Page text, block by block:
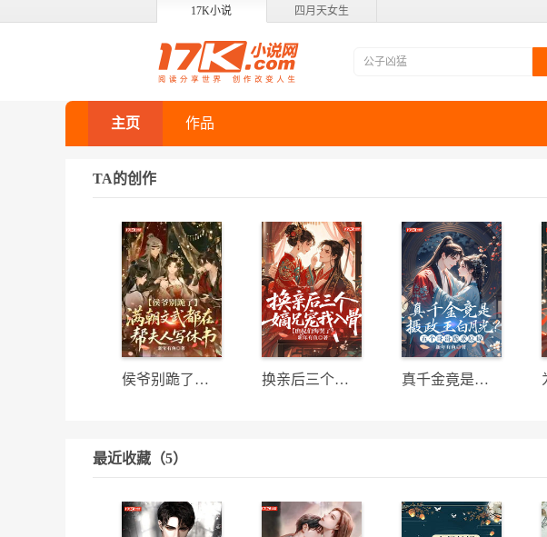
17K小说 四月天女生
主页 作品
TA的创作
侯爷别跪了，满朝文武都在帮夫人写休书 换亲后三个嫡兄宠我入骨，庶兄们悔哭了 真千金竟是摄政王白月光？五个哥哥跪求原谅
最近收藏（5）